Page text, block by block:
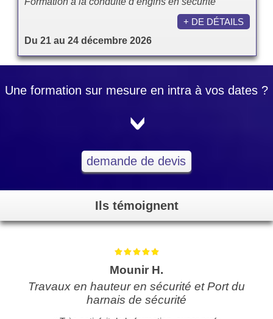
Du 21 au 24 décembre 2026
+ DE DÉTAILS
Une formation sur mesure en intra à vos dates ?
<
demande de devis
Ils témoignent
Mounir H.
Travaux en hauteur en sécurité et Port du
harnais de sécurité